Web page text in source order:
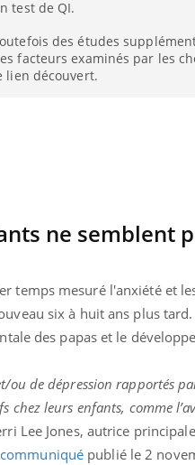
test de QI.
des études
facteurs examinés par les
lien découvert.
ne semblent
temps mesuré l'anxiété et
six à huit ans plus tard.
des papas et le
de dépression rapportés
leurs enfants, comme
Lee Jones, autrice
communiqué publié le 2
enfant est-il trop
ou simplement
empathique ?